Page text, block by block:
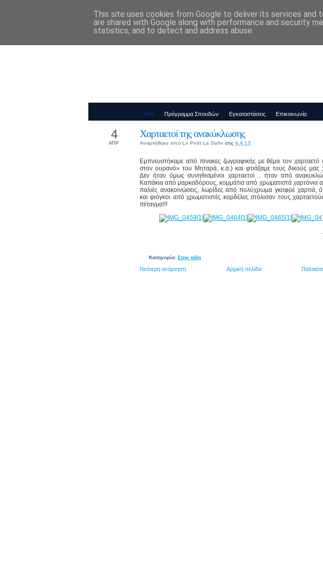
Παιδικός Σταθμός-
Νέα Πρόγραμμα Σπουδών Εγκαταστάσεις Επικοινωνία
Χαρταετοί της ανακύκλωσης
Αναρτήθηκε από Le Petit La Salle στις 4.4.13
4
ΑΠΡ
Εμπνευστήκαμε από πίνακες ζωγραφικής με θέμα τον χαρταετό
στον ουρανό» του Μηταρά, κ.α.) και φτιάξαμε τους δικούς μας
Δεν ήταν όμως συνηθισμένοι χαρταετοί… ήταν από
Καπάκια από μαρκαδόρους, κομμάτια από χρωματιστά χαρτόνια
παλιές ανακοινώσεις, λωρίδες από πολύχρωμα γκοφρέ χαρτιά,
και φιόγκοι από χρωματιστές κορδέλες στόλισαν τους
πέταγμα!!!
Κατηγορία: Στην τάξη
Νεότερη ανάρτηση Αρχική σελίδα
This site uses cookies from Google to deliver its services and
are shared with Google along with performance and security
statistics, and to detect and address abuse.